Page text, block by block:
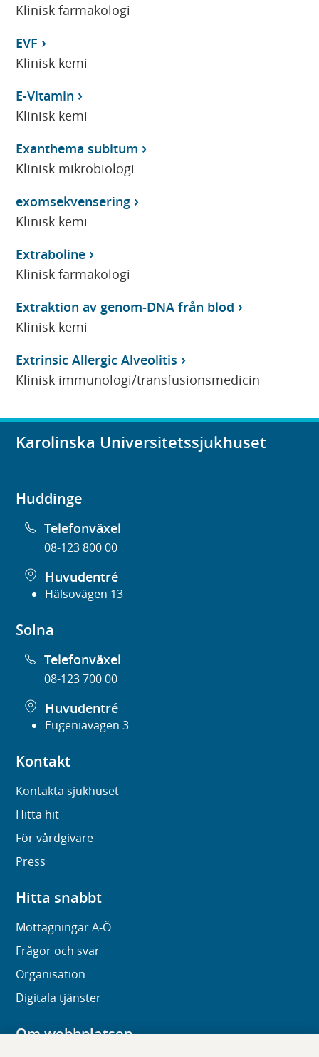
Klinisk farmakologi
EVF
Klinisk kemi
E-Vitamin
Klinisk kemi
Exanthema subitum
Klinisk mikrobiologi
exomsekvensering
Klinisk kemi
Extraboline
Klinisk farmakologi
Extraktion av genom-DNA från blod
Klinisk kemi
Extrinsic Allergic Alveolitis
Klinisk immunologi/transfusionsmedicin
Karolinska Universitetssjukhuset
Huddinge
Telefonväxel
08-123 800 00
Huvudentré
Hälsovägen 13
Solna
Telefonväxel
08-123 700 00
Huvudentré
Eugeniavägen 3
Kontakt
Kontakta sjukhuset
Hitta hit
För vårdgivare
Press
Hitta snabbt
Mottagningar A-Ö
Frågor och svar
Organisation
Digitala tjänster
Om webbplatsen